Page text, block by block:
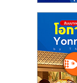
ไชส์
แฟ